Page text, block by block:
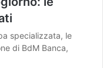
specializzata, le
di BdM Banca,